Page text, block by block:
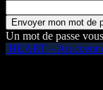
Un mot de passe
HEART – Au coeur